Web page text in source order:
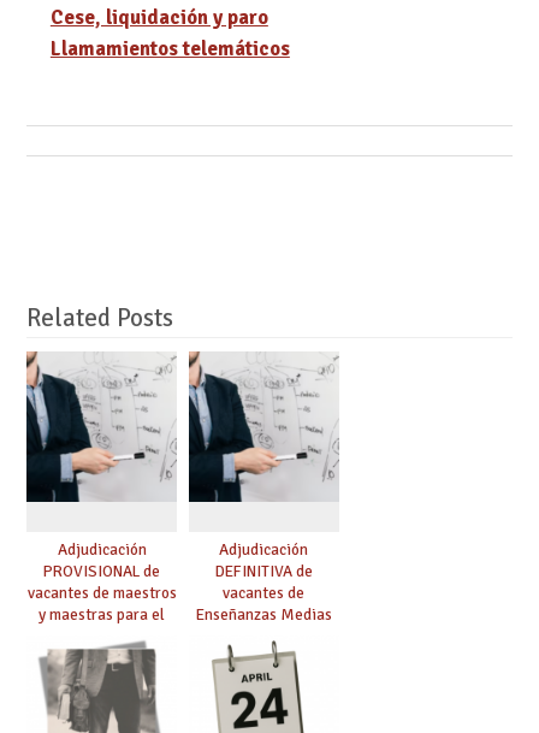
Cese, liquidación y paro
Llamamientos telemáticos
Related Posts
Adjudicación
PROVISIONAL de
vacantes de maestros
y maestras para el
curso 26-27
Adjudicación
DEFINITIVA de
vacantes de
Enseñanzas Medias
para el curso 26-27